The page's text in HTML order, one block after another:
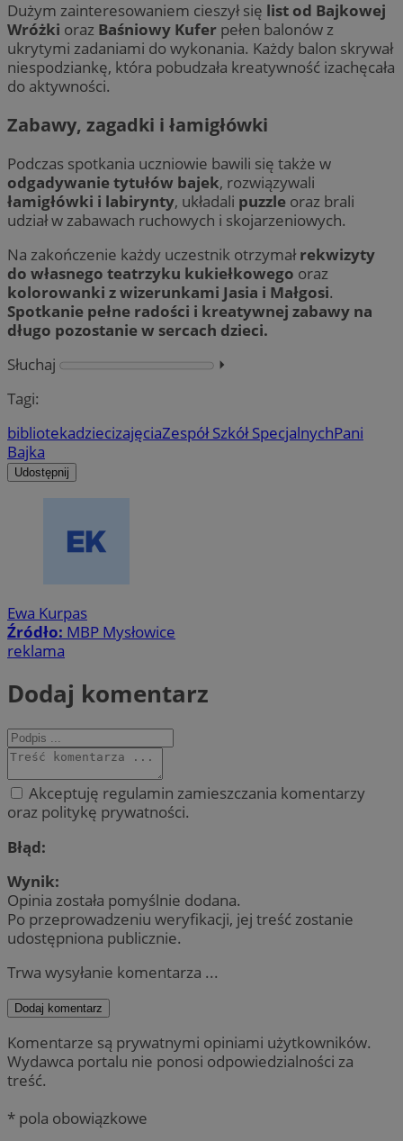
Dużym zainteresowaniem cieszył się list od Bajkowej
Wróżki oraz Baśniowy Kufer pełen balonów z
ukrytymi zadaniami do wykonania. Każdy balon skrywał
niespodziankę, która pobudzała kreatywność izachęcała
do aktywności.
Zabawy, zagadki i łamigłówki
Podczas spotkania uczniowie bawili się także w
odgadywanie tytułów bajek, rozwiązywali
łamigłówki i labirynty, układali puzzle oraz brali
udział w zabawach ruchowych i skojarzeniowych.
Na zakończenie każdy uczestnik otrzymałrekwizyty
do własnego teatrzyku kukiełkowego oraz
kolorowanki z wizerunkami Jasia i Małgosi.
Spotkanie pełne radości i kreatywnej zabawy na
długo pozostanie w sercach dzieci.
Słuchaj
⏵︎
Tagi:
bibliotekadziecizajęciaZespół Szkół SpecjalnychPani
Bajka
Udostępnij
Ewa Kurpas
Źródło: MBP Mysłowice
reklama
Dodaj komentarz
Akceptuję regulamin zamieszczania komentarzy
oraz politykę prywatności.
Błąd:
Wynik:
Opinia została pomyślnie dodana.
Po przeprowadzeniu weryfikacji, jej treść zostanie
udostępniona publicznie.
Trwa wysyłanie komentarza ...
Dodaj komentarz
Komentarze są prywatnymi opiniami użytkowników.
Wydawca portalu nie ponosi odpowiedzialności za
treść.
* pola obowiązkowe